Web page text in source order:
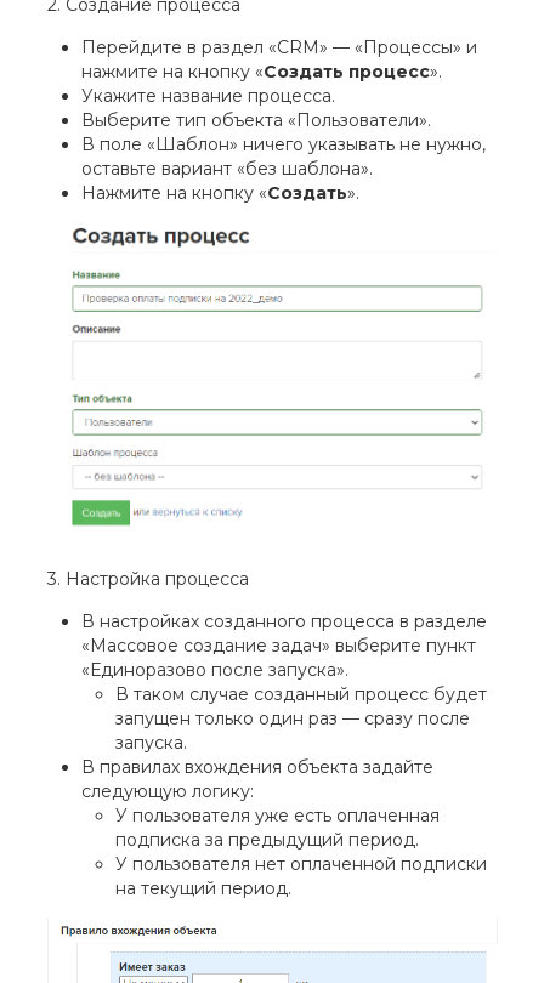
2. Создание процесса
Перейдите в раздел «CRM» — «Процессы» и
нажмите на кнопку «Создать процесс».
Укажите название процесса.
Выберите тип объекта «Пользователи».
В поле «Шаблон» ничего указывать не нужно,
оставьте вариант «без шаблона».
Нажмите на кнопку «Создать».
3. Настройка процесса
В настройках созданного процесса в разделе
«Массовое создание задач» выберите пункт
«Единоразово после запуска».
В таком случае созданный процесс будет
запущен только один раз — сразу после
запуска.
В правилах вхождения объекта задайте
следующую логику:
У пользователя уже есть оплаченная
подписка за предыдущий период.
У пользователя нет оплаченной подписки
на текущий период.